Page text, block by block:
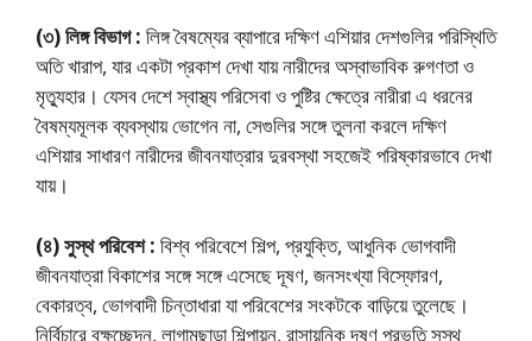
(৩) লিঙ্গ বিভাগ : লিঙ্গ বৈষম্যের ব্যাপারে দক্ষিণ এশিয়ার দেশগুলির পরিস্থিতি
অতি খারাপ, যার একটা প্রকাশ দেখা যায় নারীদের অস্বাভাবিক রুগণতা ও
মৃত্যুহার। যেসব দেশে স্বাস্থ্য পরিসেবা ও পুষ্টির ক্ষেত্রে নারীরা এ ধরনের
বৈষম্যমূলক ব্যবস্থায় ভােগেন না, সেগুলির সঙ্গে তুলনা করলে দক্ষিণ
এশিয়ার সাধারণ নারীদের জীবনযাত্রার দুরবস্থা সহজেই পরিষ্কারভাবে দেখা
যায়।
(৪) সুস্থ পরিবেশ : বিশ্ব পরিবেশে শিল্প, প্রযুক্তি, আধুনিক ভোগবাদী
জীবনযাত্রা বিকাশের সঙ্গে সঙ্গে এসেছে দূষণ, জনসংখ্যা বিস্ফোরণ,
বেকারত্ব, ভােগবাদী চিন্তাধারা যা পরিবেশের সংকটকে বাড়িয়ে তুলেছে।
নির্বিচারে বৃক্ষচ্ছেদন, লাগামছাড়া শিল্পায়ন, রাসায়নিক দূষণ প্রভৃতি সুস্থ